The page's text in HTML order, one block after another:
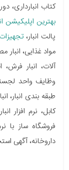
کتاب انبارداری،
بهترین اپلیکیشن
پالت انبار، تجهیزات
آلات، انبار
وظایف واحد
طبقه بندی انبار،
کابل، نرم افزار
فروشگاه ساز با
داروخانه، آگهی